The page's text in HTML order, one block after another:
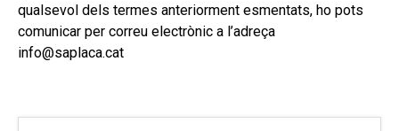
qualsevol dels termes anteriorment esmentats, ho pots
comunicar per correu electrònic a l’adreça
info@saplaca.cat